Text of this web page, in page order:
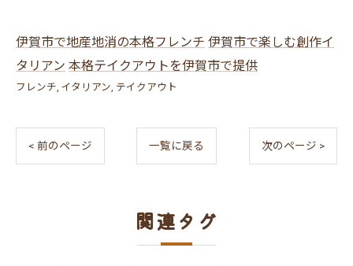
伊賀市で地産地消の本格フレンチ 伊賀市で楽しむ創作イ
タリアン 本格テイクアウトを伊賀市で提供
フレンチ イタリアン テイクアウト
< 前のページ 一覧に戻る 次のページ >
関連タグ